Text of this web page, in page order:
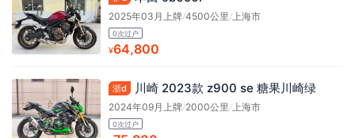
2025年03月上牌/4500公里 /上海市
0次过户
¥64,800
浙d 川崎 2023款 z900 se 糖果川崎绿
2024年09月上牌/2000公里 /上海市
0次过户